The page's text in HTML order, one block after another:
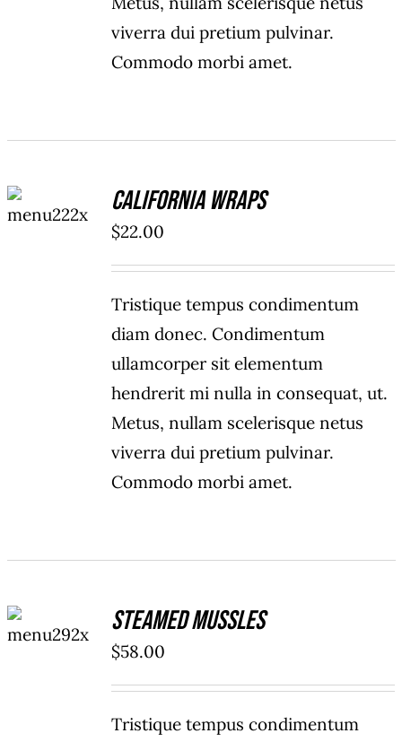
viverra dui pretium pulvinar.
Commodo morbi amet.
CART
/
California Wraps
$22.00
Tristique tempus condimentum
diam donec. Condimentum
ullamcorper sit elementum
hendrerit mi nulla in consequat, ut.
Metus, nullam scelerisque netus
viverra dui pretium pulvinar.
Commodo morbi amet.
CART
/
Steamed Mussles
$58.00
Tristique tempus condimentum